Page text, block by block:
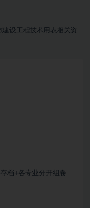
建设工程技术用表相关资
档+各专业分开组卷